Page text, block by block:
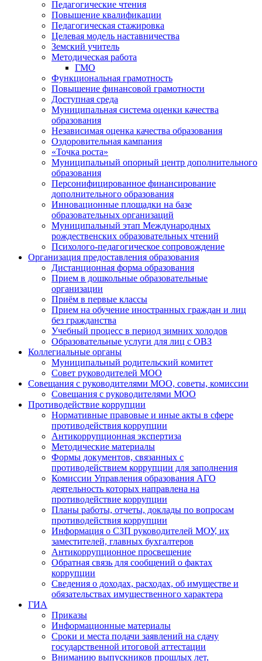
Педагогические чтения
Повышение квалификации
Педагогическая стажировка
Целевая модель наставничества
Земский учитель
Методическая работа
ГМО
Функциональная грамотность
Повышение финансовой грамотности
Доступная среда
Муниципальная система оценки качества
образования
Независимая оценка качества образования
Оздоровительная кампания
«Точка роста»
Муниципальный опорный центр дополнительного
образования
Персонифицированное финансирование
дополнительного образования
Инновационные площадки на базе
образовательных организаций
Муниципальный этап Международных
рождественских образовательных чтений
Психолого-педагогическое сопровождение
Организация предоставления образования
Дистанционная форма образования
Прием в дошкольные образовательные
организации
Приём в первые классы
Прием на обучение иностранных граждан и лиц
без гражданства
Учебный процесс в период зимних холодов
Образовательные услуги для лиц с ОВЗ
Коллегиальные органы
Муниципальный родительский комитет
Совет руководителей МОО
Совещания с руководителями МОО, советы, комиссии
Совещания с руководителями МОО
Противодействие коррупции
Нормативные правовые и иные акты в сфере
противодействия коррупции
Антикоррупционная экспертиза
Методические материалы
Формы документов, связанных с
противодействием коррупции для заполнения
Комиссии Управления образования АГО
деятельность которых направлена на
противодействие коррупции
Планы работы, отчеты, доклады по вопросам
противодействия коррупции
Информация о СЗП руководителей МОУ, их
заместителей, главных бухгалтеров
Антикоррупционное просвещение
Обратная связь для сообщений о фактах
коррупции
Сведения о доходах, расходах, об имуществе и
обязательствах имущественного характера
ГИА
Приказы
Информационные материалы
Сроки и места подачи заявлений на сдачу
государственной итоговой аттестации
Вниманию выпускников прошлых лет,